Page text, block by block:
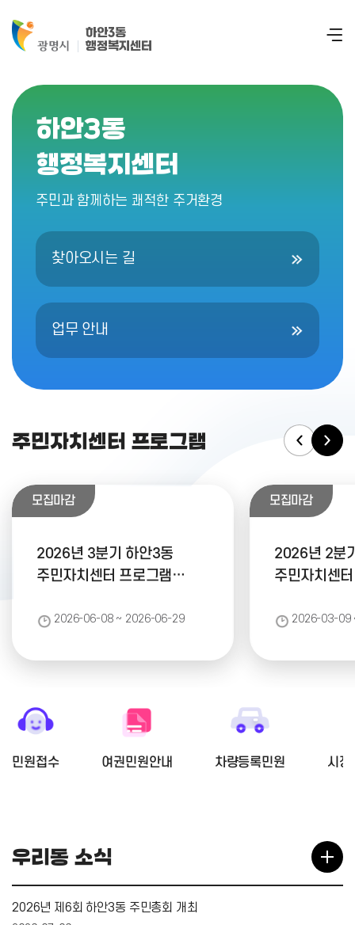
하안3동
행정복지센터
하안3동
행정복지센터
주민과 함께하는 쾌적한 주거환경
찾아오시는 길
업무 안내
주민자치센터 프로그램
모집마감
2026년 3분기 하안3동
주민자치센터 프로그램
2026-06-08 ~ 2026-06-29
모집마감
2026년 2분
주민자치센
2026-03-09
민원접수 여권민원안내 차량등록민원 시장
우리동 소식
2026년 제6회 하안3동 주민총회 개최